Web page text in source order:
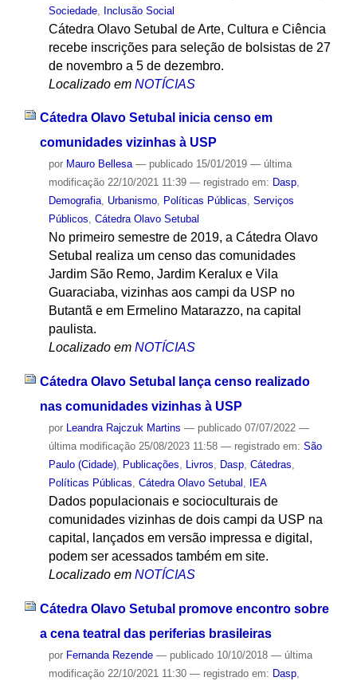
Sociedade, Inclusão Social
Cátedra Olavo Setubal de Arte, Cultura e Ciência
recebe inscrições para seleção de bolsistas de 27
de novembro a 5 de dezembro.
Localizado em NOTÍCIAS
Cátedra Olavo Setubal inicia censo em
comunidades vizinhas à USP
por Mauro Bellesa — publicado15/01/2019 — última
modificação22/10/2021 11:39 — registrado em: Dasp,
Demografia, Urbanismo, Políticas Públicas, Serviços
Públicos, Cátedra Olavo Setubal
No primeiro semestre de 2019, a Cátedra Olavo
Setubal realiza um censo das comunidades
Jardim São Remo, Jardim Keralux e Vila
Guaraciaba, vizinhas aos campi da USP no
Butantã e em Ermelino Matarazzo, na capital
paulista.
Localizado em NOTÍCIAS
Cátedra Olavo Setubal lança censo realizado
nas comunidades vizinhas à USP
por Leandra Rajczuk Martins — publicado07/07/2022 —
última modificação25/08/2023 11:58 — registrado em: São
Paulo (Cidade), Publicações, Livros, Dasp, Cátedras,
Políticas Públicas, Cátedra Olavo Setubal , IEA
Dados populacionais e socioculturais de
comunidades vizinhas de dois campi da USP na
capital, lançados em versão impressa e digital,
podem ser acessados também em site.
Localizado em NOTÍCIAS
Cátedra Olavo Setubal promove encontro sobre
a cena teatral das periferias brasileiras
por Fernanda Rezende — publicado10/10/2018 — última
modificação22/10/2021 11:30 — registrado em: Dasp,